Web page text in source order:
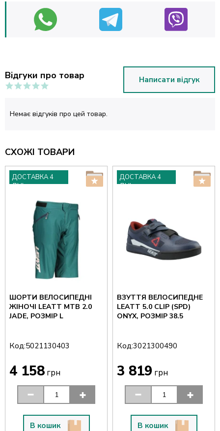
Відгуки про товар Написати відгук
Немає відгуків про цей товар.
СХОЖІ ТОВАРИ
ДОСТАВКА 4
ДНІ
ШОРТИ ВЕЛОСИПЕДНІ
ЖІНОЧІ LEATT MTB 2.0
JADE, РОЗМІР L
Код:5021130403
4 158 грн
В кошик
ДОСТАВКА 4
ДНІ
ВЗУТТЯ ВЕЛОСИПЕДНЕ
LEATT 5.0 CLIP (SPD)
ONYX, РОЗМІР 38.5
Код:3021300490
3 819 грн
В кошик